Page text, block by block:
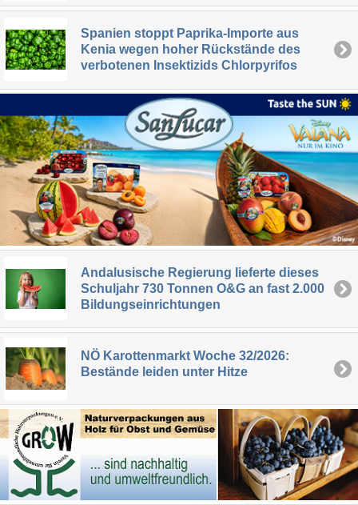
Spanien stoppt Paprika-Importe aus
Kenia wegen hoher Rückstände des
verbotenen Insektizids Chlorpyrifos
Andalusische Regierung lieferte dieses
Schuljahr 730 Tonnen O&G an fast 2.000
Bildungseinrichtungen
NÖ Karottenmarkt Woche 32/2026:
Bestände leiden unter Hitze